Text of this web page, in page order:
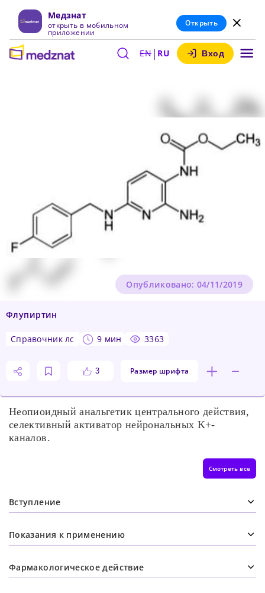
Медзнат
открыть в мобильном
приложении
Открыть
EN| RU Вход
Флупиртин
справочник лс 9 мин 3363
3 Размер шрифта
Опубликовано: 04/11/2019
Неопиоидный анальгетик центрального действия,
селективный активатор нейрональных K+-
каналов.
Смотреть все
Вступление
Показания к применению
Фармакологическое действие